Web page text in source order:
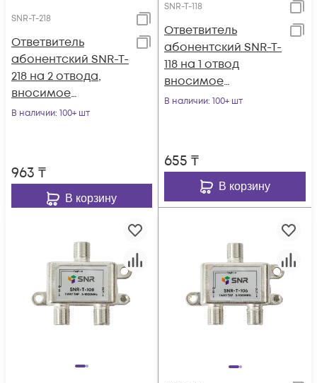
SNR-T-218
Ответвитель
абонентский SNR-T-
218 на 2 отвода,
вносимое
затухание IN-TAP
В наличии: 100+ шт
963 ₸
В корзину
SNR-T-118
Ответвитель
абонентский SNR-T-
118 на 1 отвод
вносимое
затухание IN-TAP
В наличии: 100+ шт
655 ₸
В корзину